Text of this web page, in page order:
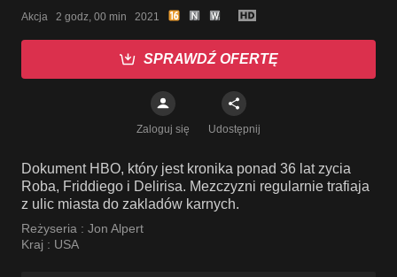
Akcja   2 godz, 00 min   2021
SPRAWDŹ OFERTĘ
Zaloguj się Udostępnij
Dokument HBO, który jest kronika ponad 36 lat zycia
Roba, Friddiego i Delirisa. Mezczyzni regularnie trafiaja
z ulic miasta do zakladów karnych.
Reżyseria : Jon Alpert
Kraj : USA